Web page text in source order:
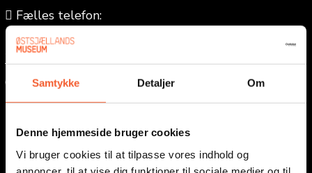
Samtykke Detaljer Om
Denne hjemmeside bruger cookies
Vi bruger cookies til at tilpasse vores indhold og
Fælles telefon:
(+45) 56 50 28 06
Telefontid hverdage kl. 9-12
Østsjællands Museer:
museum@oesm.dk
GENVEJE